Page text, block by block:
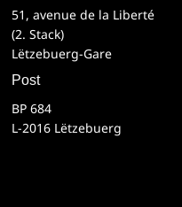
51, avenue de la Liberté
(2. Stack)
Lëtzebuerg-Gare
Post
BP 684
L-2016 Lëtzebuerg